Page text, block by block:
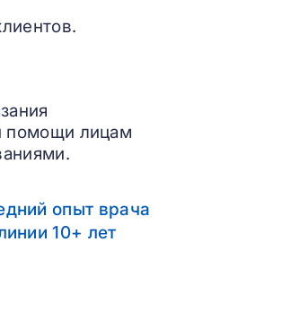
помощи лицам
опыт врача
10+ лет